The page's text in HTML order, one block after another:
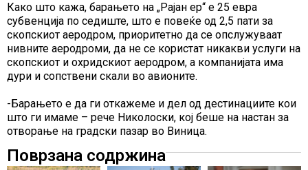
Како што кажа, барањето на „Рајан ер“ е 25 евра
субвенција по седиште, што е повеќе од 2,5 пати за
скопскиот аеродром, приоритетно да се опслужуваат
нивните аеродроми, да не се користат никакви услуги на
скопскиот и охридскиот аеродром, а компанијата има
дури и сопствени скали во авионите.
-Барањето е да ги откажеме и дел од дестинациите кои
што ги имаме – рече Николоски, кој беше на настан за
отворање на градски пазар во Виница.
Поврзана содржина